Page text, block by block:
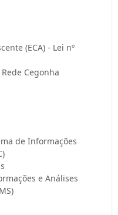
(ECA) - Lei nº
de Informações
e Análises